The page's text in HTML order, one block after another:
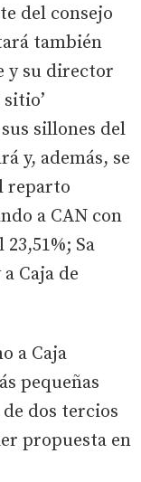
del consejo
también
y su director
sillones del
y, además, se
reparto
a CAN con
23,51%; Sa
Caja de
a Caja
pequeñas
dos tercios
propuesta en